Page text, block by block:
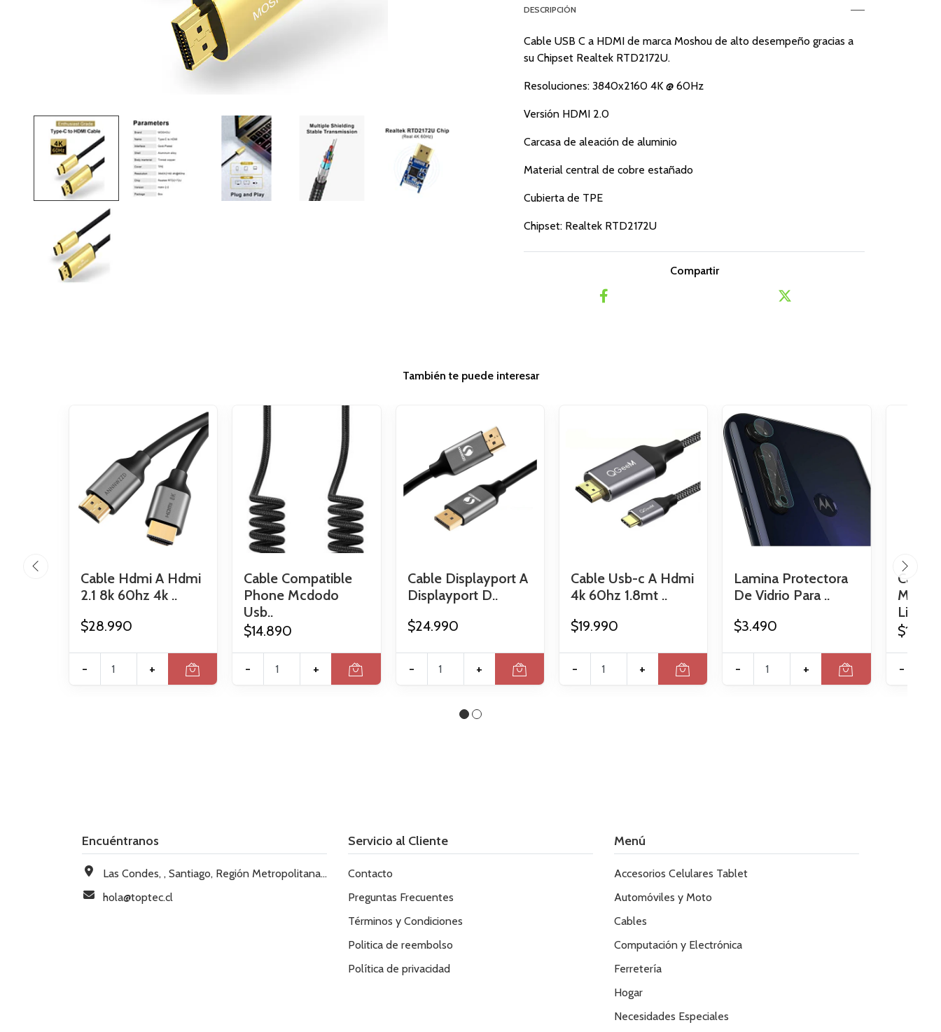
DESCRIPCIÓN
Cable USB C a HDMI de marca Moshou de alto desempeño gracias a
su Chipset Realtek RTD2172U.
Resoluciones: 3840x2160 4K @ 60Hz
Versión HDMI 2.0
Carcasa de aleación de aluminio
Material central de cobre estañado
Cubierta de TPE
Chipset: Realtek RTD2172U
Compartir
También te puede interesar
Cable Hdmi A Hdmi
2.1 8k 60hz 4k ..
$28.990
- +
Cable Compatible
Phone Mcdodo
Usb..
$14.890
- +
Cable Displayport A
Displayport D..
$24.990
- +
Cable Usb-c A Hdmi
4k 60hz 1.8mt ..
$19.990
- +
Lamina Protectora
De Vidrio Para ..
$3.490
- +
Cable
Light..
-
Encuéntranos
Las Condes, , Santiago, Región Metropolitana, Chile
hola@toptec.cl
Servicio al Cliente
Contacto
Preguntas Frecuentes
Términos y Condiciones
Politica de reembolso
Política de privacidad
Menú
Accesorios Celulares Tablet
Automóviles y Moto
Cables
Computación y Electrónica
Ferretería
Hogar
Necesidades Especiales